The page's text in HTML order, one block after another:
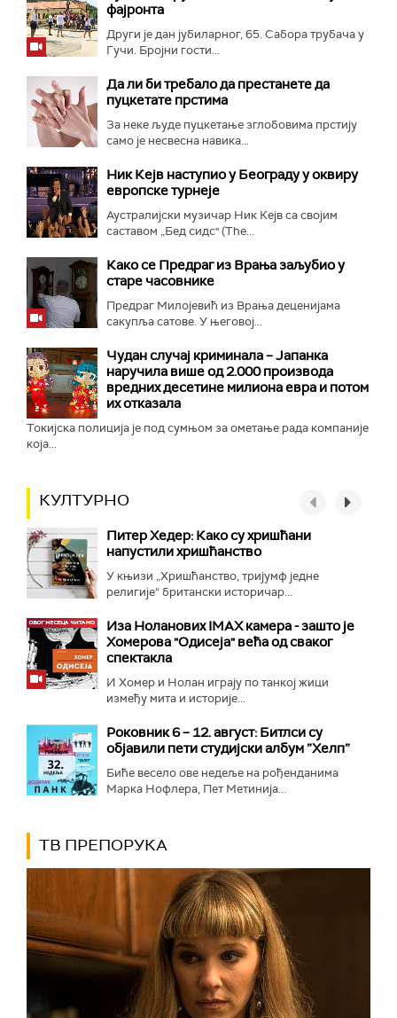
фајронта
Други је дан јубиларног, 65. Сабора трубача у
Гучи. Бројни гости...
Да ли би требало да престанете да
пуцкетате прстима
За неке људе пуцкетање зглобовима прстију
само је несвесна навика...
Ник Кејв наступио у Београду у оквиру
европске турнеје
Аустралијски музичар Ник Кејв са својим
саставом „Бед сидс" (The...
Како се Предраг из Врања заљубио у
старе часовнике
Предраг Милојевић из Врања деценијама
сакупља сатове. У његовој...
Чудан случај криминала – Јапанка
наручила више од 2.000 производа
вредних десетине милиона евра и потом
их отказала
Токијска полиција је под сумњом за ометање рада компаније
која...
КУЛТУРНО
Питер Хедер: Како су хришћани
напустили хришћанство
У књизи „Хришћанство, тријумф једне
религије“ британски историчар...
Иза Ноланових IMAX камера - зашто је
Хомерова "Одисеја" већа од сваког
спектакла
И Хомер и Нолан играју по танкој жици
између мита и историје...
Роковник 6 – 12. август: Битлси су
објавили пети студијски албум ”Хелп”
Биће весело ове недеље на рођенданима
Марка Нофлера, Пет Метинија...
ТВ ПРЕПОРУКА